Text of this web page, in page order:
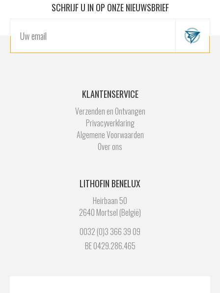
SCHRIJF U IN OP ONZE NIEUWSBRIEF
KLANTENSERVICE
Verzenden en Ontvangen
Privacyverklaring
Algemene Voorwaarden
Over ons
LITHOFIN BENELUX
Heirbaan 50
2640 Mortsel (België)
0032 (0)3 366 39 09
BE 0429.286.465